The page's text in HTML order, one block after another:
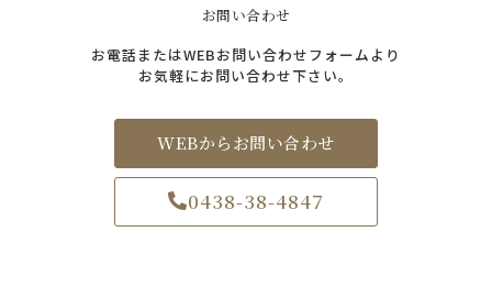
お問い合わせ
お電話またはWEBお問い合わせフォームより
お気軽にお問い合わせ下さい。
WEBからお問い合わせ
0438-38-4847